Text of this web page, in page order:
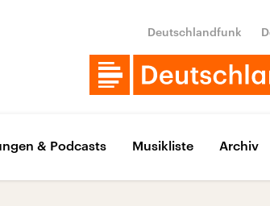
Deutschlandfunk
& Podcasts Musikliste Archiv